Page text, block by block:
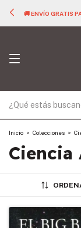
🚚 ENVÍO GRATIS
Inicio > Colecciones >
Ciencia